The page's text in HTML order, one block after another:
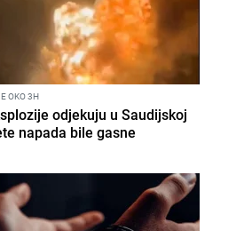
OKO 3H
odjekuju u Saudijskoj
napada bile gasne